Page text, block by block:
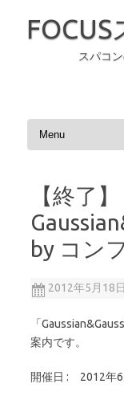
スパコ
コンテンツへスキッ
【終了】
by コン
2012年5月18日
「
案内です。
開催日 : 2012年6